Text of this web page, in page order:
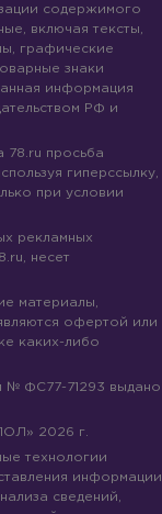
содержимого
включая тексты,
графические
знаки
информация
РФ и
78.ru просьба
гиперссылку,
при условии
рекламных
несет
материалы,
офертой или
каких-либо
№ ФС77-71293 выдано
2026 г.
технологии
информации
сведений,